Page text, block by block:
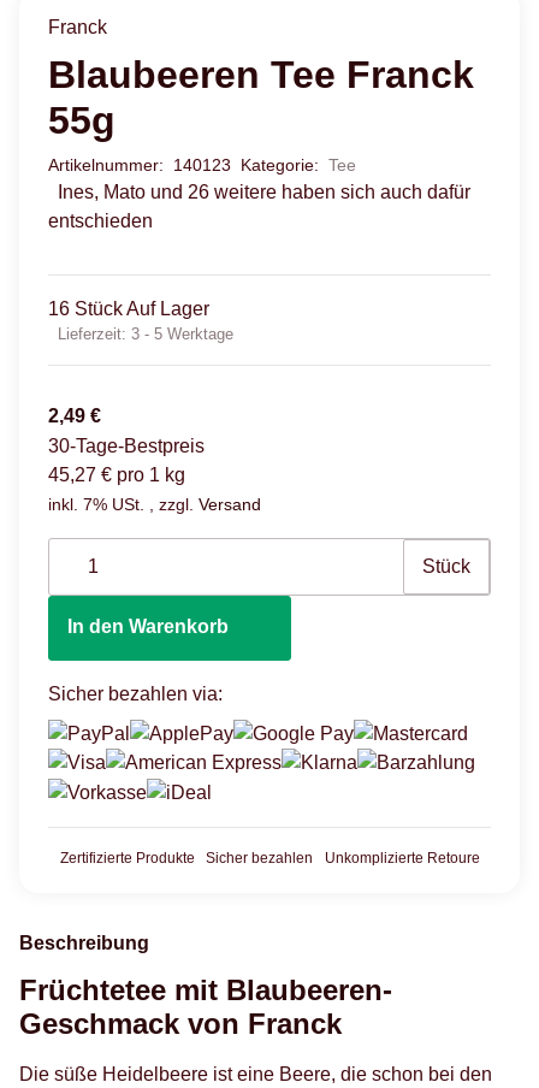
Franck
Blaubeeren Tee Franck
55g
Artikelnummer: 140123 Kategorie: Tee
Ines, Mato und 26 weitere haben sich auch dafür
entschieden
16 Stück Auf Lager
Lieferzeit: 3 - 5 Werktage
2,49 €
30-Tage-Bestpreis
45,27 € pro 1 kg
inkl. 7% USt. , zzgl. Versand
Stück
In den Warenkorb
Sicher bezahlen via:
Zertifizierte Produkte Sicher bezahlen Unkomplizierte Retoure
Beschreibung
Früchtetee mit Blaubeeren-
Geschmack von Franck
Die süße Heidelbeere ist eine Beere, die schon bei den